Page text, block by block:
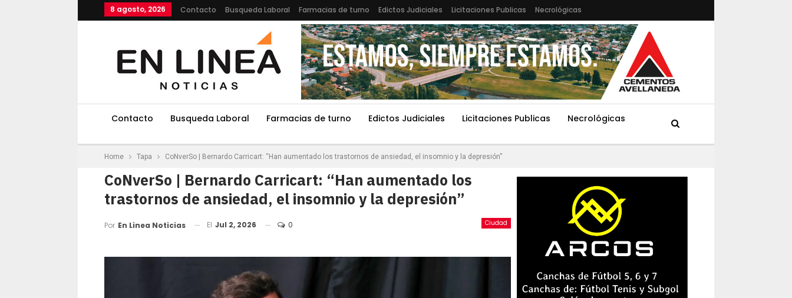
8 agosto, 2026 Contacto Busqueda Laboral Farmacias de turno Edictos Judiciales Licitaciones Publicas Necrológicas
Contacto Busqueda Laboral Farmacias de turno Edictos Judiciales Licitaciones Publicas Necrológicas
Home Tapa CoNverSo | Bernardo Carricart: “Han aumentado los trastornos de ansiedad, el insomnio y la depresión”
CoNverSo | Bernardo Carricart: “Han aumentado los
trastornos de ansiedad, el insomnio y la depresión”
Ciudad
Por En Linea Noticias El Jul 2, 2026 0